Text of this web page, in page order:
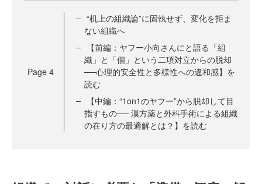
Page 4
“机上の組織論”に固執せず、変化を拒ま
ない組織へ
【前編：ヤフー小向さんにと語る「組
織」と「個」という二項対立からの脱却
──心理的安全性と多様性への違和感】を
読む
【中編：“1on1のヤフー”から脱却して目
指すもの── 漢方薬と外科手術による組織
の在り方の最適解とは？】を読む